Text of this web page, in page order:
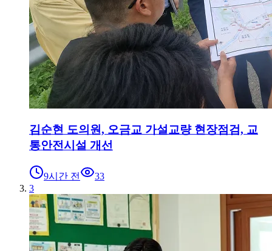
김순현 도의원, 오금교 가설교량 현장점검, 교
통안전시설 개선
9시간 전
33
3